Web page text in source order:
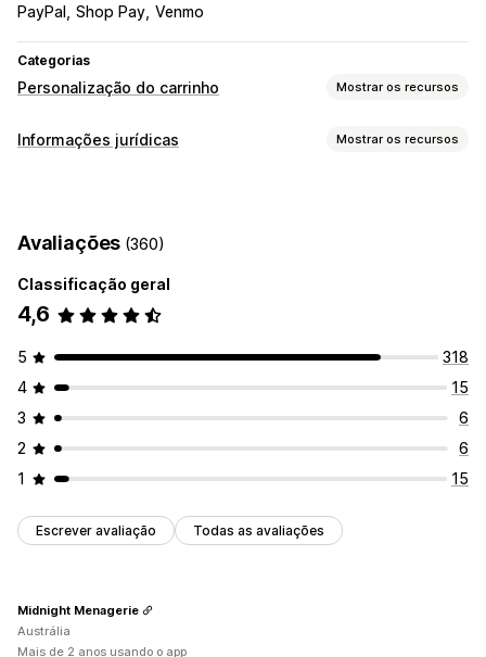
PayPal
Shop Pay Venmo
Categorias
Personalização do carrinho Mostrar os recursos
Exibição do carrinho
Informações jurídicas Mostrar os recursos
Personalização
Caixas de seleção
Cor e fonte
Avaliações (360)
Classificação geral
4,6
5
318
4
15
3
6
2
6
1
15
Escrever avaliação Todas as avaliações
Midnight Menagerie
Austrália
Mais de 2 anos usando o app